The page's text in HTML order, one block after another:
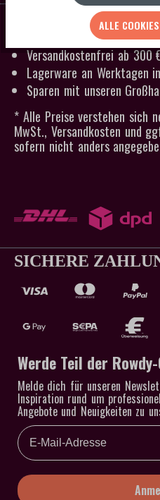
SCHNELLER
Kein Mindestbestellwert
Versandkostenfrei ab 300
Lagerware an Werktagen
Sparen mit unseren
* Alle Preise verstehen sich
MwSt., Versandkosten und
sofern nicht anders
SICHERE
Werde Teil der
Melde dich für unseren
Inspiration rund um
Angebote und Neuigkeiten zu
Email
ALLE